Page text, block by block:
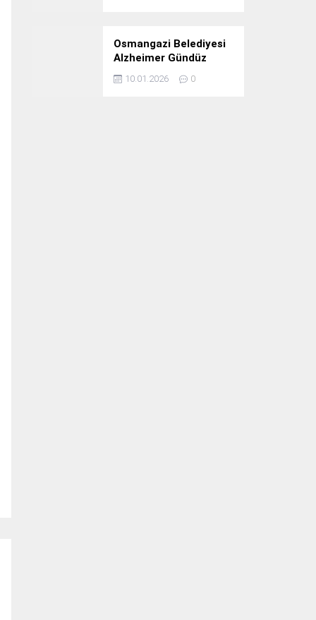
Osmangazi Belediyesi
Alzheimer Gündüz
Bakım Evi 3. Yılını
Kutladı
10.01.2026 0